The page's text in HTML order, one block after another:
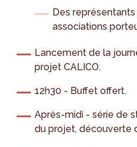
Des
associations
Lancement de la
projet CALICO.
12h30 - Buffet offert.
Après-midi - série de
du projet, découverte